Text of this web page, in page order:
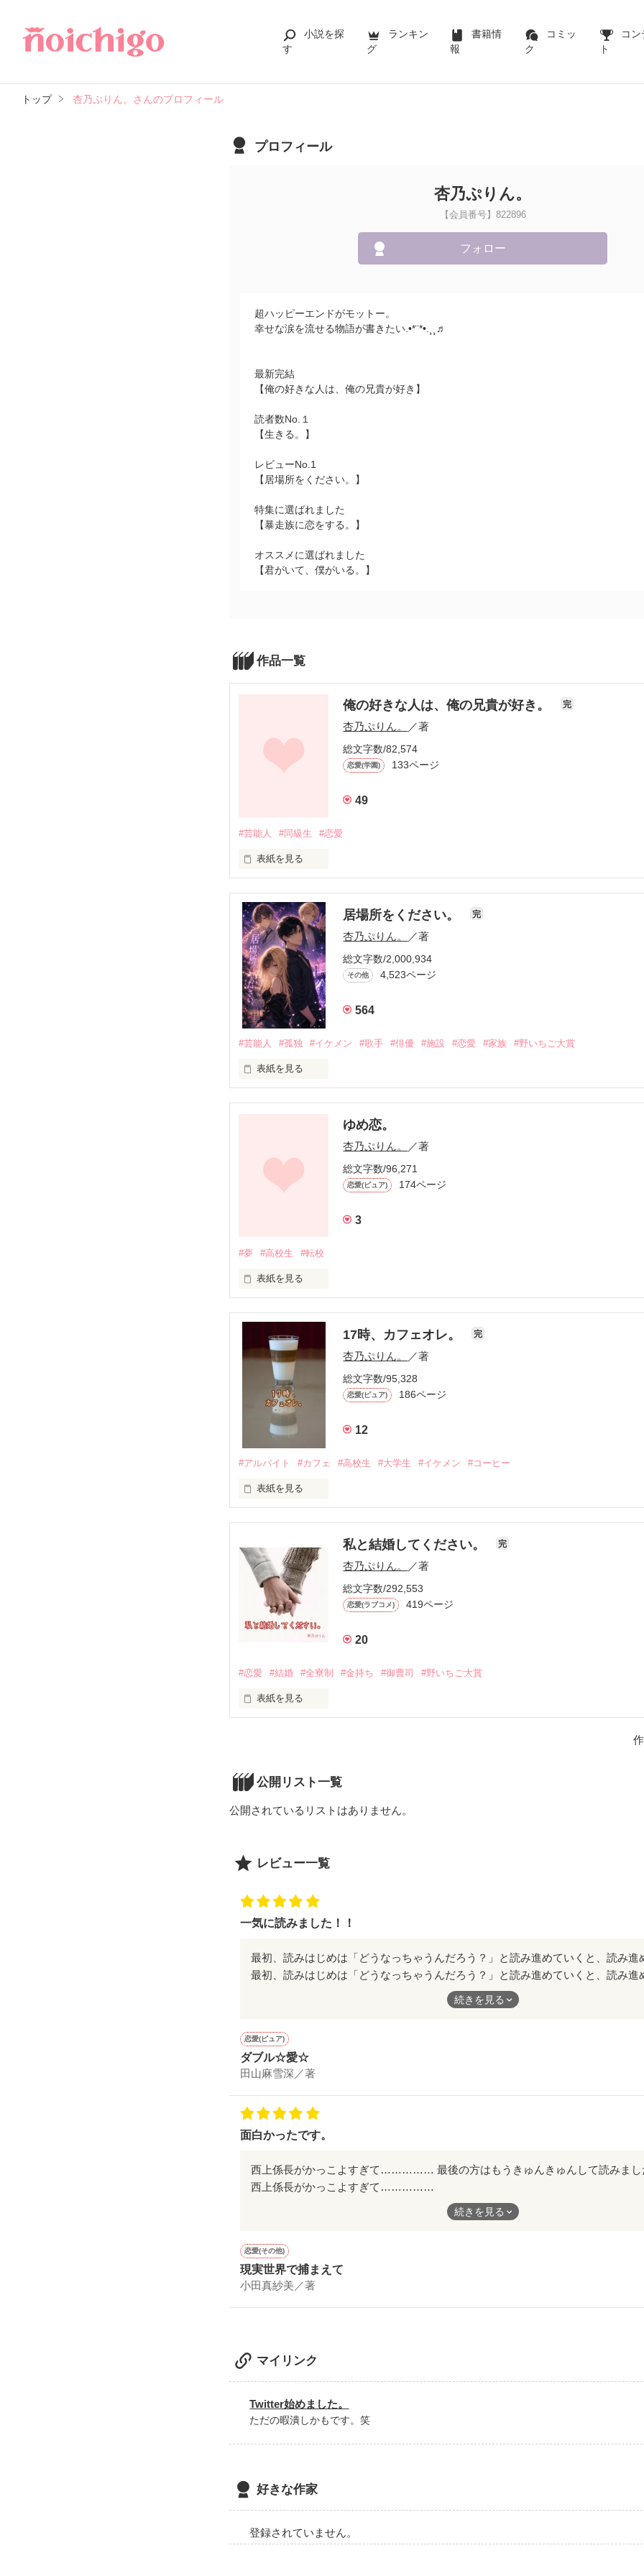
小説を探
す
ランキン
グ
書籍情
報
コミッ
ク
コン
ト
トップ 杏乃ぷりん。さんのプロフィール
プロフィール
杏乃ぷりん。
【会員番号】822896
フォロー
超ハッピーエンドがモットー。
幸せな涙を流せる物語が書きたい.•*¨*•.¸¸♬
最新完結
【俺の好きな人は、俺の兄貴が好き】
読者数No.１
【生きる。】
レビューNo.1
【居場所をください。】
特集に選ばれました
【暴走族に恋をする。】
オススメに選ばれました
【君がいて、僕がいる。】
作品一覧
俺の好きな人は、俺の兄貴が好き。 完
杏乃ぷりん。 ／著
総文字数/82,574
恋愛(学園) 133ページ
49
#芸能人 #同級生 #恋愛
表紙を見る
俺の好きな人
＿＿＿＿荒木涼（ｱﾗｷ_ﾘｮｳ）
「おい、涼すけ」
「……だからその呼び方やめなさいよ！」
男っぽい名前にコンプレックスを感じるこいつを遊ぶのが楽しくて仕方ない俺は、いつ
涼は。もっと大人なやつが好きなのに＿＿
「はぁ～、ASAHIくん本当かっこいー…」
俺の好きなやつは、俺の兄貴が好きだ。
✽+†+✽――✽+†+✽――✽+†+✽
×
荒木涼（18）
こいつが俺のことを好きになるなんて
そんな奇跡みたいなこと、起きんのかな。
俺はこんなに好きなのに。
ﾟ＊.｡.＊ﾟ＊.｡.＊ﾟ＊.｡.＊ﾟ＊.｡.＊ﾟ
居場所をください。
作品を読む
居場所をください。 完
杏乃ぷりん。 ／著
総文字数/2,000,934
その他 4,523ページ
564
#芸能人 #孤独 #イケメン #歌手 #俳優 #施設 #恋愛 #家族 #野いちご大賞
表紙を見る
「君、歌手にならない？」
「……………はい？」
居場所を求めて16年………
「俺が必ず咲かせてやるよ。」
私の居場所はどこにありますか……？
「お前の居場所はここ。」
突然の出会いで
あなたに出会ったことで
私は、本当の愛に触れました。
人生なんてつまらない。
生まれてきた意味がわからなかった。
生きてくことは、辛くて苦しくて儚くて尊い。
生きてくことは、嬉しくて楽しくて愛しくて。
過去はその人を作った証だから。
ﾟ･*:.｡✡*:ﾟ･♡ﾟ･*:.｡✡*:ﾟ･♡ﾟ･*:.｡✡*:ﾟ･♡
xxxkxxx様 / I am MIREI様
悠木理様 / ほーれ様
恋音しずく様 / 桜伯様
数多くの感想もありがとうございます。
ジャンル別 ランクイン！
ありがとうございます♡
ゆめ恋。
杏乃ぷりん。 ／著
総文字数/96,271
恋愛(ピュア) 174ページ
3
#夢 #高校生 #転校
表紙を見る
「転校…！？」
あと半年で高校卒業の大事な時期に、突然の親の転勤…
突然の新生活に不安な気持ちでいっぱいな毎日。
「え、夢の続き？毎日？」
そんな毎日だけど、私には新しい楽しみができたんだ
17時、カフェオレ。 完
杏乃ぷりん。 ／著
総文字数/95,328
恋愛(ピュア) 186ページ
12
#アルバイト #カフェ #高校生 #大学生 #イケメン #コーヒー
表紙を見る
いつもの席に、いつもの彼。
ゆったりとした時間が流れるここで、彼と二人きり。
「いつもの、ください」
「は、はい…！」
その横に座れますように。
2020/06/16～2020/06/30
作品を読む
私と結婚してください。 完
杏乃ぷりん。 ／著
総文字数/292,553
恋愛(ラブコメ) 419ページ
20
#恋愛 #結婚 #全寮制 #金持ち #御曹司 #野いちご大賞
表紙を見る
━━━高校三年生
17歳、春
彼氏いない歴、17年
もうすぐ、お嫁にいきます。
「凰成が希依ちゃんを姫にするんだって～」
姫！？は！？なにそれ！
「なに意味不明みたいな顔してんだよ。
知ってんだろ？神楽のパートナーシステム。」
パートナー以外の人と交際するのは禁止とかいう、意味不明な制度に巻き込まれること
「私と結婚してください。」
その一言で、私の人生は大きく変わったんだ。
公開リスト一覧
公開されているリストはありません。
レビュー一覧
一気に読みました！！
最初、読みはじめは「どうなっちゃうんだろう？」と読み進めていくと、読み進
「どうなるの！？」と早く結末を知りたくて一気に読んでしまいました。笑
になっても変わらないのか、変わっていくのか、どっちになっても幸せになって
続きを見る
恋愛(ピュア)
ダブル☆愛☆
田山麻雪深／著
面白かったです。
西上係長がかっこよすぎて……………
最後の方はもうきゅんきゅんして読みました。
面白さと切なさと混ざりあってて読んでて飽きなかったです。
久しぶりにハマった作品でした。
完結おめでとうございます。
素敵な作品をありがとうございました！
続きを見る
恋愛(その他)
現実世界で捕まえて
小田真紗美／著
マイリンク
Twitter始めました。
ただの暇潰しかもです。笑
好きな作家
登録されていません。